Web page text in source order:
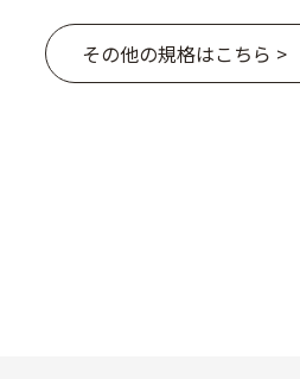
￥8,480
￥620
その他の規格はこちら >